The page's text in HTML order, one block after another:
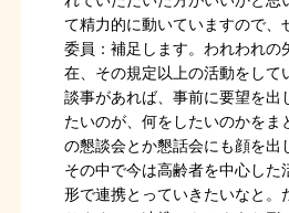
て精力的に動いていますので、
委員：補足します。われわれの
在、その規定以上の活動をして
談事があれば、事前に要望を出
たいのが、何をしたいのかをま
の懇談会とか懇話会にも顔を出
その中で今は高齢者を中心し
形で連携とっていきたいなと。